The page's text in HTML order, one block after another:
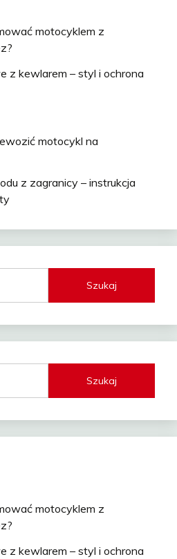
motocyklem z
z kewlarem – styl i ochrona
motocykl na
z zagranicy – instrukcja
motocyklem z
z kewlarem – styl i ochrona